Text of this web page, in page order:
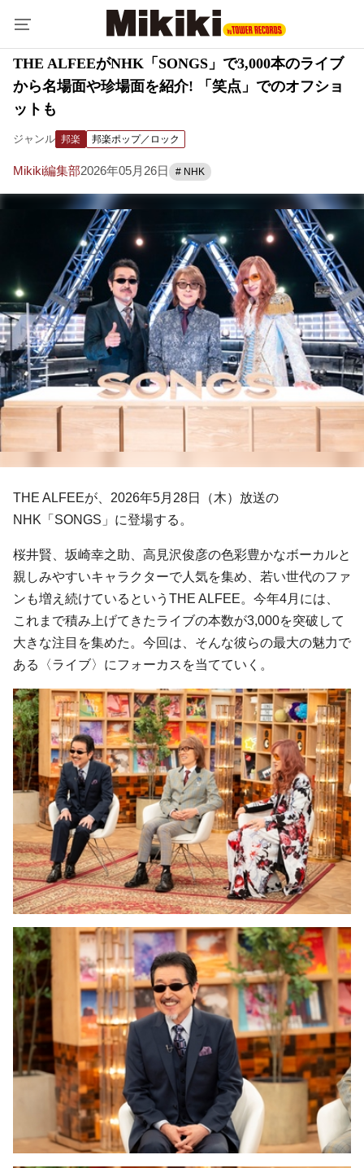
THE ALFEEがNHK「SONGS」で3,000本のライブ
から名場面や珍場面を紹介! 「笑点」でのオフショ
ットも
ジャンル 邦楽 邦楽ポップ／ロック
Mikiki編集部2026年05月26日 # NHK
THE ALFEEが、2026年5月28日（木）放送の
NHK「SONGS」に登場する。
桜井賢、坂崎幸之助、高見沢俊彦の色彩豊かなボーカルと
親しみやすいキャラクターで人気を集め、若い世代のファ
ンも増え続けているというTHE ALFEE。今年4月には、
これまで積み上げてきたライブの本数が3,000を突破して
大きな注目を集めた。今回は、そんな彼らの最大の魅力で
ある〈ライブ〉にフォーカスを当てていく。